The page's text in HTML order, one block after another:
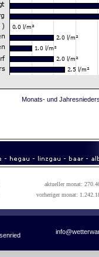
Monats- und
aktueller monat:
vorheriger monat: